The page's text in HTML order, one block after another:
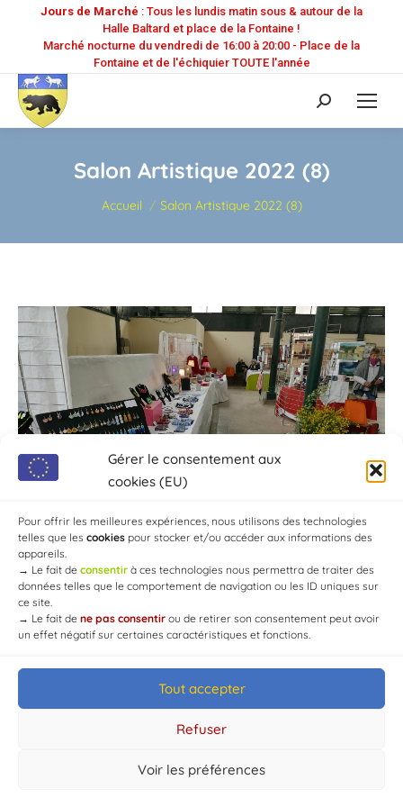
Gérer le consentement aux
cookies (EU)
Pour offrir les meilleures expériences, nous utilisons des technologies
telles que les cookies pour stocker et/ou accéder aux informations des
appareils.
→ Le fait de consentir à ces technologies nous permettra de traiter des
données telles que le comportement de navigation ou les ID uniques sur
ce site.
→ Le fait de ne pas consentir ou de retirer son consentement peut avoir
un effet négatif sur certaines caractéristiques et fonctions.
Tout accepter
Refuser
Voir les préférences
Jours de Marché : Tous les lundis matin sous & autour de la
Halle Baltard et place de la Fontaine !
Marché nocturne du vendredi de 16:00 à 20:00 - Place de la
Fontaine et de l'échiquier TOUTE l'année
Recherche
:
Salon Artistique 2022 (8)
Vous êtes ici :
Accueil Salon Artistique 2022 (8)
© Mairie de Chaource [2004-2024] | Tous droits réservés.
Developed byWEB3-DESIGN